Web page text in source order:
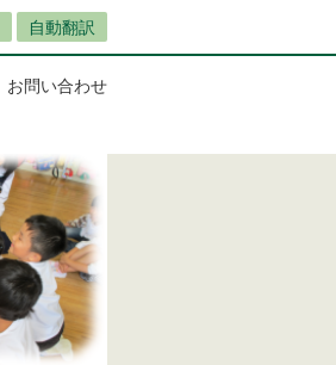
自動翻訳
お問い合わせ